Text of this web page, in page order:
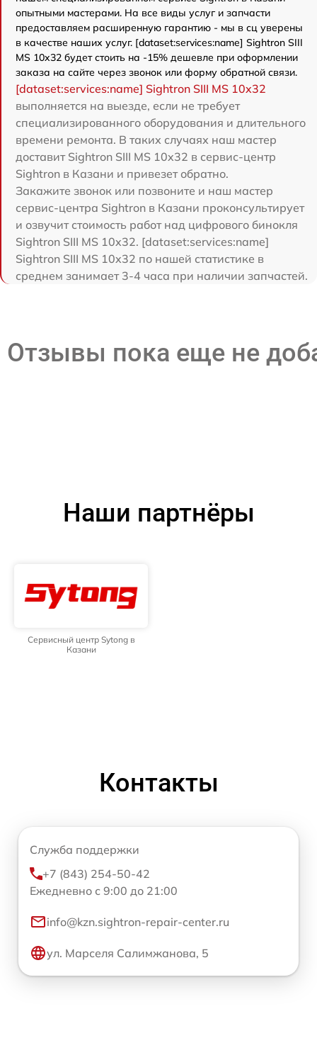
опытными мастерами. На все виды услуг и запчасти
предоставляем расширенную гарантию - мы в сц уверены
в качестве наших услуг. [dataset:services:name] Sightron SIII
MS 10x32 будет стоить на -15% дешевле при оформлении
заказа на сайте через звонок или форму обратной связи.
[dataset:services:name] Sightron SIII MS 10x32
выполняется на выезде, если не требует
специализированного оборудования и длительного
времени ремонта. В таких случаях наш мастер
доставит Sightron SIII MS 10x32 в сервис-центр
Sightron в Казани и привезет обратно.
Закажите звонок или позвоните и наш мастер
сервис-центра Sightron в Казани проконсультирует
и озвучит стоимость работ над цифрового бинокля
Sightron SIII MS 10x32. [dataset:services:name]
Sightron SIII MS 10x32 по нашей статистике в
среднем занимает 3-4 часа при наличии запчастей.
Отзывы пока еще не
Наши партнёры
Сервисный центр Sytong в
Казани
Контакты
Служба поддержки
+7 (843) 254-50-42
Ежедневно с 9:00 до 21:00
info@kzn.sightron-repair-center.ru
ул. Марселя Салимжанова, 5